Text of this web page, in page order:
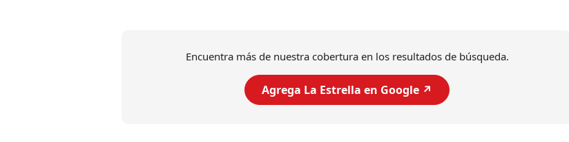
Encuentra más de nuestra cobertura en los resultados de búsqueda.
Agrega La Estrella en Google ↗️